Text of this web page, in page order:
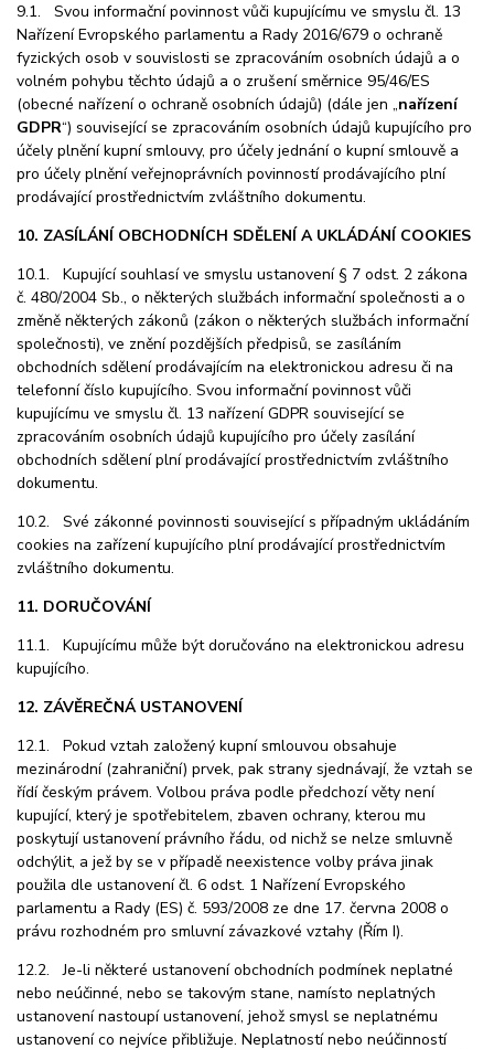
9.1. Svou informační povinnost vůči kupujícímu ve smyslu čl. 13
Nařízení Evropského parlamentu a Rady 2016/679 o ochraně
fyzických osob v souvislosti se zpracováním osobních údajů a o
volném pohybu těchto údajů a o zrušení směrnice 95/46/ES
(obecné nařízení o ochraně osobních údajů) (dále jen „nařízení
GDPR“) související se zpracováním osobních údajů kupujícího pro
účely plnění kupní smlouvy, pro účely jednání o kupní smlouvě a
pro účely plnění veřejnoprávních povinností prodávajícího plní
prodávající prostřednictvím zvláštního dokumentu.
10. ZASÍLÁNÍ OBCHODNÍCH SDĚLENÍ A UKLÁDÁNÍ COOKIES
10.1. Kupující souhlasí ve smyslu ustanovení § 7 odst. 2 zákona
č. 480/2004 Sb., o některých službách informační společnosti a o
změně některých zákonů (zákon o některých službách informační
společnosti), ve znění pozdějších předpisů, se zasíláním
obchodních sdělení prodávajícím na elektronickou adresu či na
telefonní číslo kupujícího. Svou informační povinnost vůči
kupujícímu ve smyslu čl. 13 nařízení GDPR související se
zpracováním osobních údajů kupujícího pro účely zasílání
obchodních sdělení plní prodávající prostřednictvím zvláštního
dokumentu.
10.2. Své zákonné povinnosti související s případným ukládáním
cookies na zařízení kupujícího plní prodávající prostřednictvím
zvláštního dokumentu.
11. DORUČOVÁNÍ
11.1. Kupujícímu může být doručováno na elektronickou adresu
kupujícího.
12. ZÁVĚREČNÁ USTANOVENÍ
12.1. Pokud vztah založený kupní smlouvou obsahuje
mezinárodní (zahraniční) prvek, pak strany sjednávají, že vztah se
řídí českým právem. Volbou práva podle předchozí věty není
kupující, který je spotřebitelem, zbaven ochrany, kterou mu
poskytují ustanovení právního řádu, od nichž se nelze smluvně
odchýlit, a jež by se v případě neexistence volby práva jinak
použila dle ustanovení čl. 6 odst. 1 Nařízení Evropského
parlamentu a Rady (ES) č. 593/2008 ze dne 17. června 2008 o
právu rozhodném pro smluvní závazkové vztahy (Řím I).
12.2. Je-li některé ustanovení obchodních podmínek neplatné
nebo neúčinné, nebo se takovým stane, namísto neplatných
ustanovení nastoupí ustanovení, jehož smysl se neplatnému
ustanovení co nejvíce přibližuje. Neplatností nebo neúčinností